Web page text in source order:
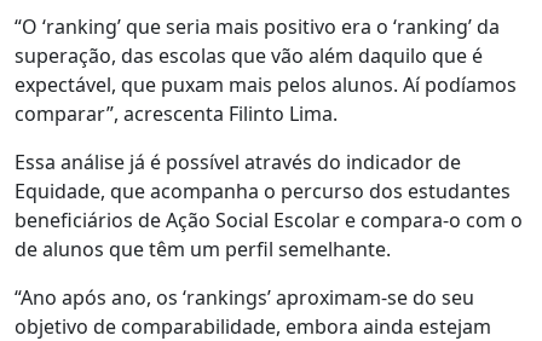
“O ‘ranking’ que seria mais positivo era o ‘ranking’ da
superação, das escolas que vão além daquilo que é
expectável, que puxam mais pelos alunos. Aí podíamos
comparar”, acrescenta Filinto Lima.
Essa análise já é possível através do indicador de
Equidade, que acompanha o percurso dos estudantes
beneficiários de Ação Social Escolar e compara-o com o
de alunos que têm um perfil semelhante.
“Ano após ano, os ‘rankings’ aproximam-se do seu
objetivo de comparabilidade, embora ainda estejam